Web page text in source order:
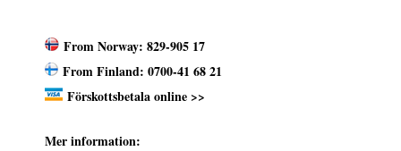
From Norway: 829-905 17
From Finland: 0700-41 68 21
Förskottsbetala online >>
Mer information: